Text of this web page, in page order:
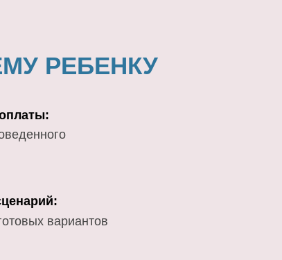
РЕБЕНКУ
вариантов